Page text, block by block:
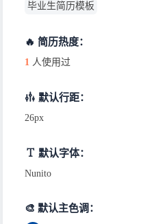
毕业生简历模板
🔥 简历热度：
1 人使用过
默认行距：
26px
默认字体：
Nunito
🎨 默认主色调：